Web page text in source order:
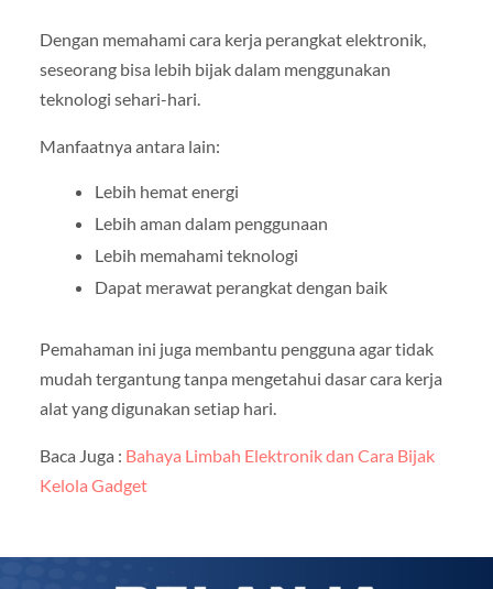
Dengan memahami cara kerja perangkat elektronik,
seseorang bisa lebih bijak dalam menggunakan
teknologi sehari-hari.
Manfaatnya antara lain:
Lebih hemat energi
Lebih aman dalam penggunaan
Lebih memahami teknologi
Dapat merawat perangkat dengan baik
Pemahaman ini juga membantu pengguna agar tidak
mudah tergantung tanpa mengetahui dasar cara kerja
alat yang digunakan setiap hari.
Baca Juga : Bahaya Limbah Elektronik dan Cara Bijak
Kelola Gadget